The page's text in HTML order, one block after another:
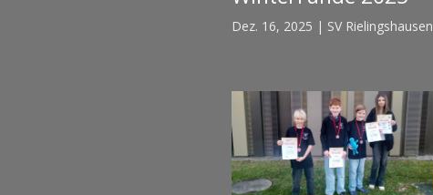
Dez. 16, 2025 | SV Rielingshausen